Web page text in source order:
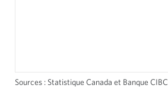
Sources : Statistique Canada et Banque CIBC